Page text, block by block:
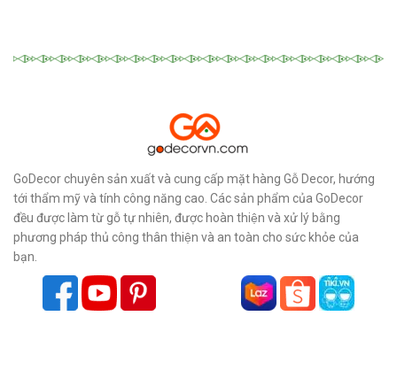
GoDecor chuyên sản xuất và cung cấp mặt hàng Gỗ Decor, hướng
tới thẩm mỹ và tính công năng cao. Các sản phẩm của GoDecor
đều được làm từ gỗ tự nhiên, được hoàn thiện và xử lý bằng
phương pháp thủ công thân thiện và an toàn cho sức khỏe của
bạn.